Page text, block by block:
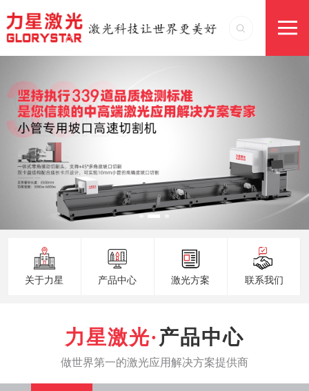
关于力星 产品中心 激光方案 联系我们
产品中心